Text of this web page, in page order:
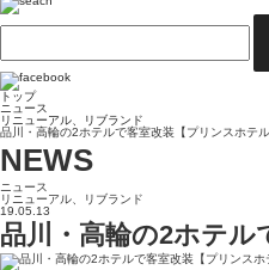
トップ
ニュース
リニューアル、リブランド
品川・高輪の2ホテルで客室改装【プリンスホテル
NEWS
ニュース
リニューアル、リブランド
19.05.13
品川・高輪の2ホテル